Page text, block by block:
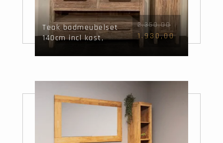
Teak badmeubelset
140cm incl kast,
spiegels &
waskommen White
2.350,00
1.930,00